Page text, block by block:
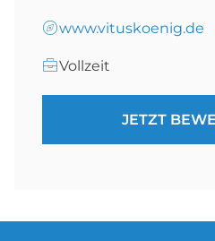
www.vituskoenig.de
Vollzeit
JETZT